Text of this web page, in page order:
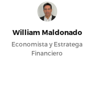
William Maldonado
Economista y Estratega
Financiero